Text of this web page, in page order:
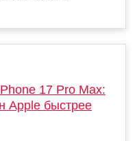
17 Pro Max:
Apple быстрее